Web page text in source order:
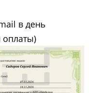
в день
оплаты)